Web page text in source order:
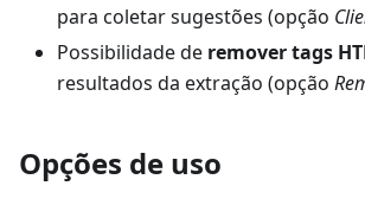
para coletar sugestões (opção
Possibilidade de remover tags
resultados da extração (opção
Opções de uso